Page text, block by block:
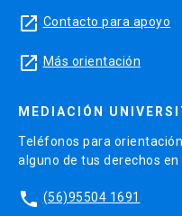
launch Contacto para apoyo
launch Más orientación
MEDIACIÓN
Teléfonos para
alguno de tus derechos en
phone (56)95504 1691